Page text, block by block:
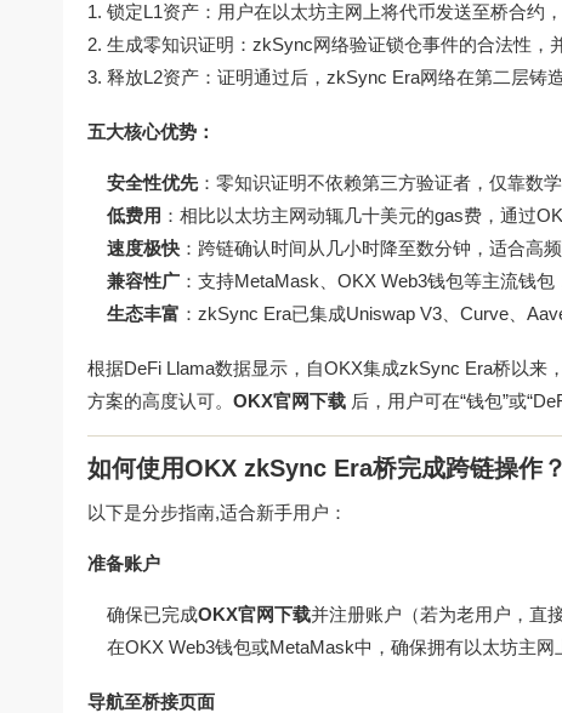
锁定L1资产：用户在以太坊主网上将代币发送至桥合约
生成零知识证明：zkSync网络验证锁仓事件的合法性，
释放L2资产：证明通过后，zkSync Era网络在第二层铸
五大核心优势：
安全性优先：零知识证明不依赖第三方验证者，仅靠数
低费用 ：相比以太坊主网动辄几十美元的gas费，通过
速度极快 ：跨链确认时间从几小时降至数分钟，适合高频
兼容性广 ：支持MetaMask、OKX Web3钱包等主流钱包
生态丰富 ：zkSync Era已集成Uniswap V3、Curve、
根据DeFi Llama数据显示，自OKX集成zkSync Era桥以来
方案的高度认可。 OKX官网下载 后，用户可在“钱包”或
如何使用OKX zkSync Era桥完成跨链操作？
以下是分步指南,适合新手用户：
准备账户
确保已完成OKX官网下载并注册账户（若为老用户，直
在OKX Web3钱包或MetaMask中，确保拥有以太坊主网
导航至桥接页面